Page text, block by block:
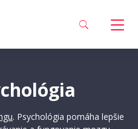
. Psychológia pomáha lepšie